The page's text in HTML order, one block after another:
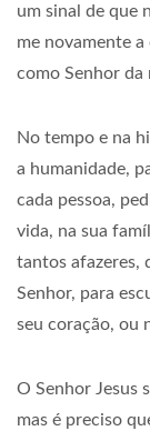
um sinal de que
me novamente
como Senhor da
No tempo e na
a humanidade,
cada pessoa,
vida, na sua
tantos afazeres,
Senhor, para
seu coração, ou
O Senhor Jesus
mas é preciso